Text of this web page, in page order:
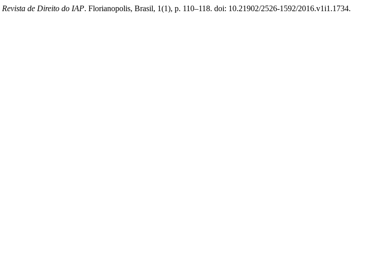
Revista de Direito do IAP. Florianopolis, Brasil, 1(1), p. 110–118. doi: 10.21902/2526-1592/2016.v1i1.1734.